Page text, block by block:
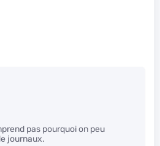
pas pourquoi on peu
journaux.